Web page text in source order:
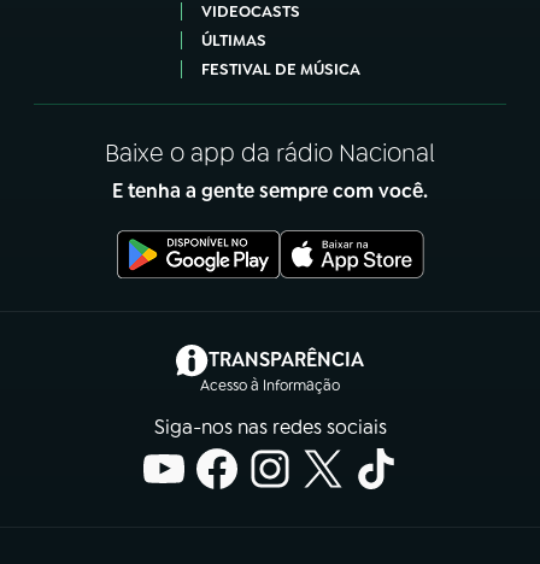
VIDEOCASTS
ÚLTIMAS
FESTIVAL DE MÚSICA
Baixe o app da rádio Nacional
E tenha a gente sempre com você.
TRANSPARÊNCIA
Acesso à Informação
(abre em nova aba)
Siga-nos nas redes sociais